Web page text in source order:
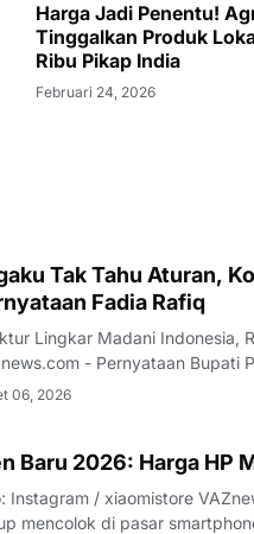
Harga Jadi Penentu!
Tinggalkan Produk
Ribu Pikap India
Februari 24, 2026
Tak Tahu Aturan,
Fadia Rafiq
Lingkar Madani Indonesia,
- Pernyataan Bupati
tertentu menuai sorotan dari
06, 2026
Baru 2026: Harga HP
/ xiaomistore VAZnews.com - Awal tahun 2026 membawa perubahan yang
mencolok di pasar